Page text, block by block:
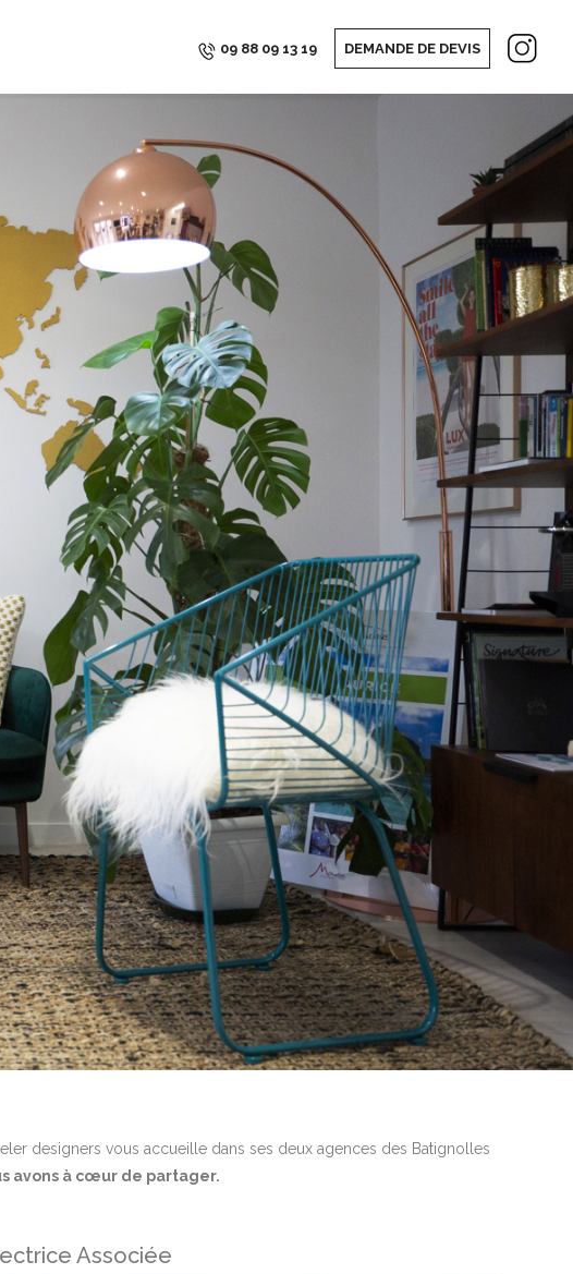
09 88 09 13 19 DEMANDE DE DEVIS
designers vous accueille dans ses deux agences des Batignolles
avons à cœur de partager.
Associée